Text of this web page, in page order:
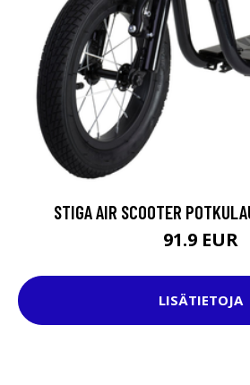
STIGA AIR SCOOTER
91.9 EUR
LISÄTIETOJA